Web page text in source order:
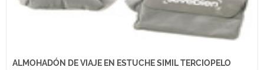
ALMOHADÓN DE VIAJE EN ESTUCHE SIMIL TERCIOPELO